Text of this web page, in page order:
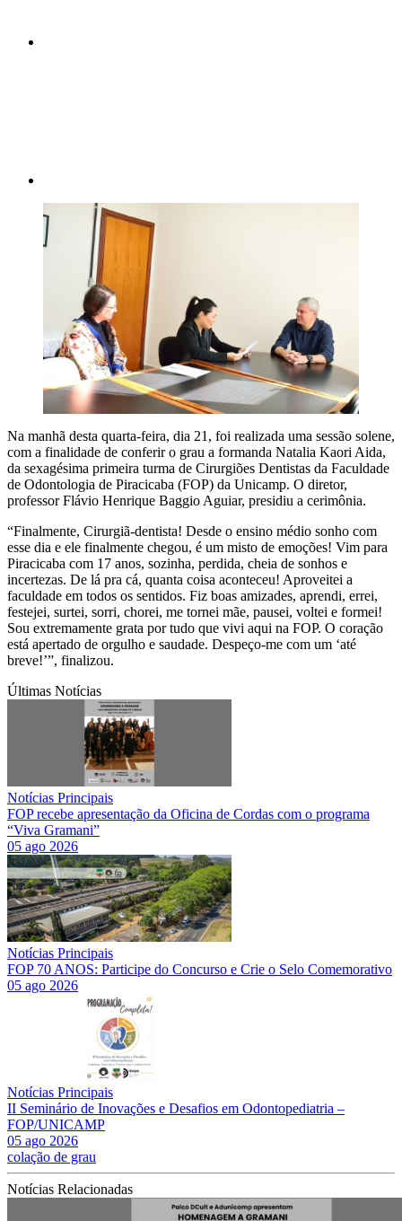
Na manhã desta quarta-feira, dia 21, foi realizada uma sessão solene,
com a finalidade de conferir o grau a formanda Natalia Kaori Aida,
da sexagésima primeira turma de Cirurgiões Dentistas da Faculdade
de Odontologia de Piracicaba (FOP) da Unicamp. O diretor,
professor Flávio Henrique Baggio Aguiar, presidiu a cerimônia.
“Finalmente, Cirurgiã-dentista! Desde o ensino médio sonho com
esse dia e ele finalmente chegou, é um misto de emoções! Vim para
Piracicaba com 17 anos, sozinha, perdida, cheia de sonhos e
incertezas. De lá pra cá, quanta coisa aconteceu! Aproveitei a
faculdade em todos os sentidos. Fiz boas amizades, aprendi, errei,
festejei, surtei, sorri, chorei, me tornei mãe, pausei, voltei e formei!
Sou extremamente grata por tudo que vivi aqui na FOP. O coração
está apertado de orgulho e saudade. Despeço-me com um ‘até
breve!’”, finalizou.
Últimas Notícias
Notícias Principais
FOP recebe apresentação da Oficina de Cordas com o programa
“Viva Gramani”
05 ago 2026
Notícias Principais
FOP 70 ANOS: Participe do Concurso e Crie o Selo Comemorativo
05 ago 2026
Notícias Principais
II Seminário de Inovações e Desafios em Odontopediatria –
FOP/UNICAMP
05 ago 2026
colação de grau
Notícias Relacionadas